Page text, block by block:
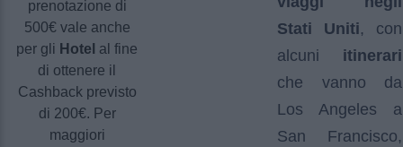
prenotazione di
500€ vale anche
per gli Hotel al fine
di ottenere il
Cashback previsto
di 200€. Per
maggiori
Stati Uniti, con
alcuni itinerari
che vanno da
Los Angeles a
San Francisco,